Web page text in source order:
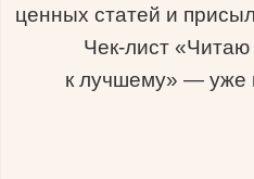
ценных статей и
Чек-лист
к лучшему» — уже